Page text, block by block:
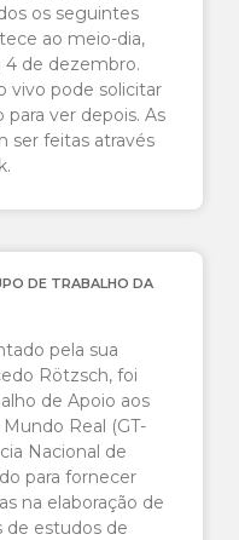
os seguintes
ao meio-dia,
4 de dezembro.
vivo pode solicitar
ver depois. As
ser feitas através
DE TRABALHO DA
pela sua
Rötzsch, foi
de Apoio aos
Real (GT-
Nacional de
para fornecer
na elaboração de
de estudos de